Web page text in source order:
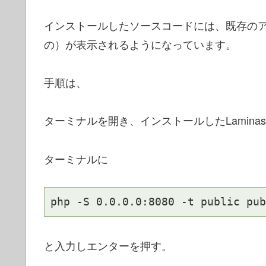
インストールしたソースコードには、既存
の）が表示されるようになっています。
手順は、
ターミナルを開き、インストールした
ターミナルに
php -S 0.0.0.0:8080 -t public
と入力しエンターを押す。